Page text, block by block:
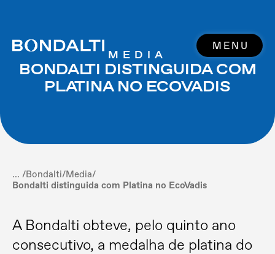
MENU
MEDIA
BONDALTI DISTINGUIDA COM
PLATINA NO ECOVADIS
... /Bondalti/Media/
Bondalti distinguida com Platina no EcoVadis
A Bondalti obteve, pelo quinto ano
consecutivo, a medalha de platina do